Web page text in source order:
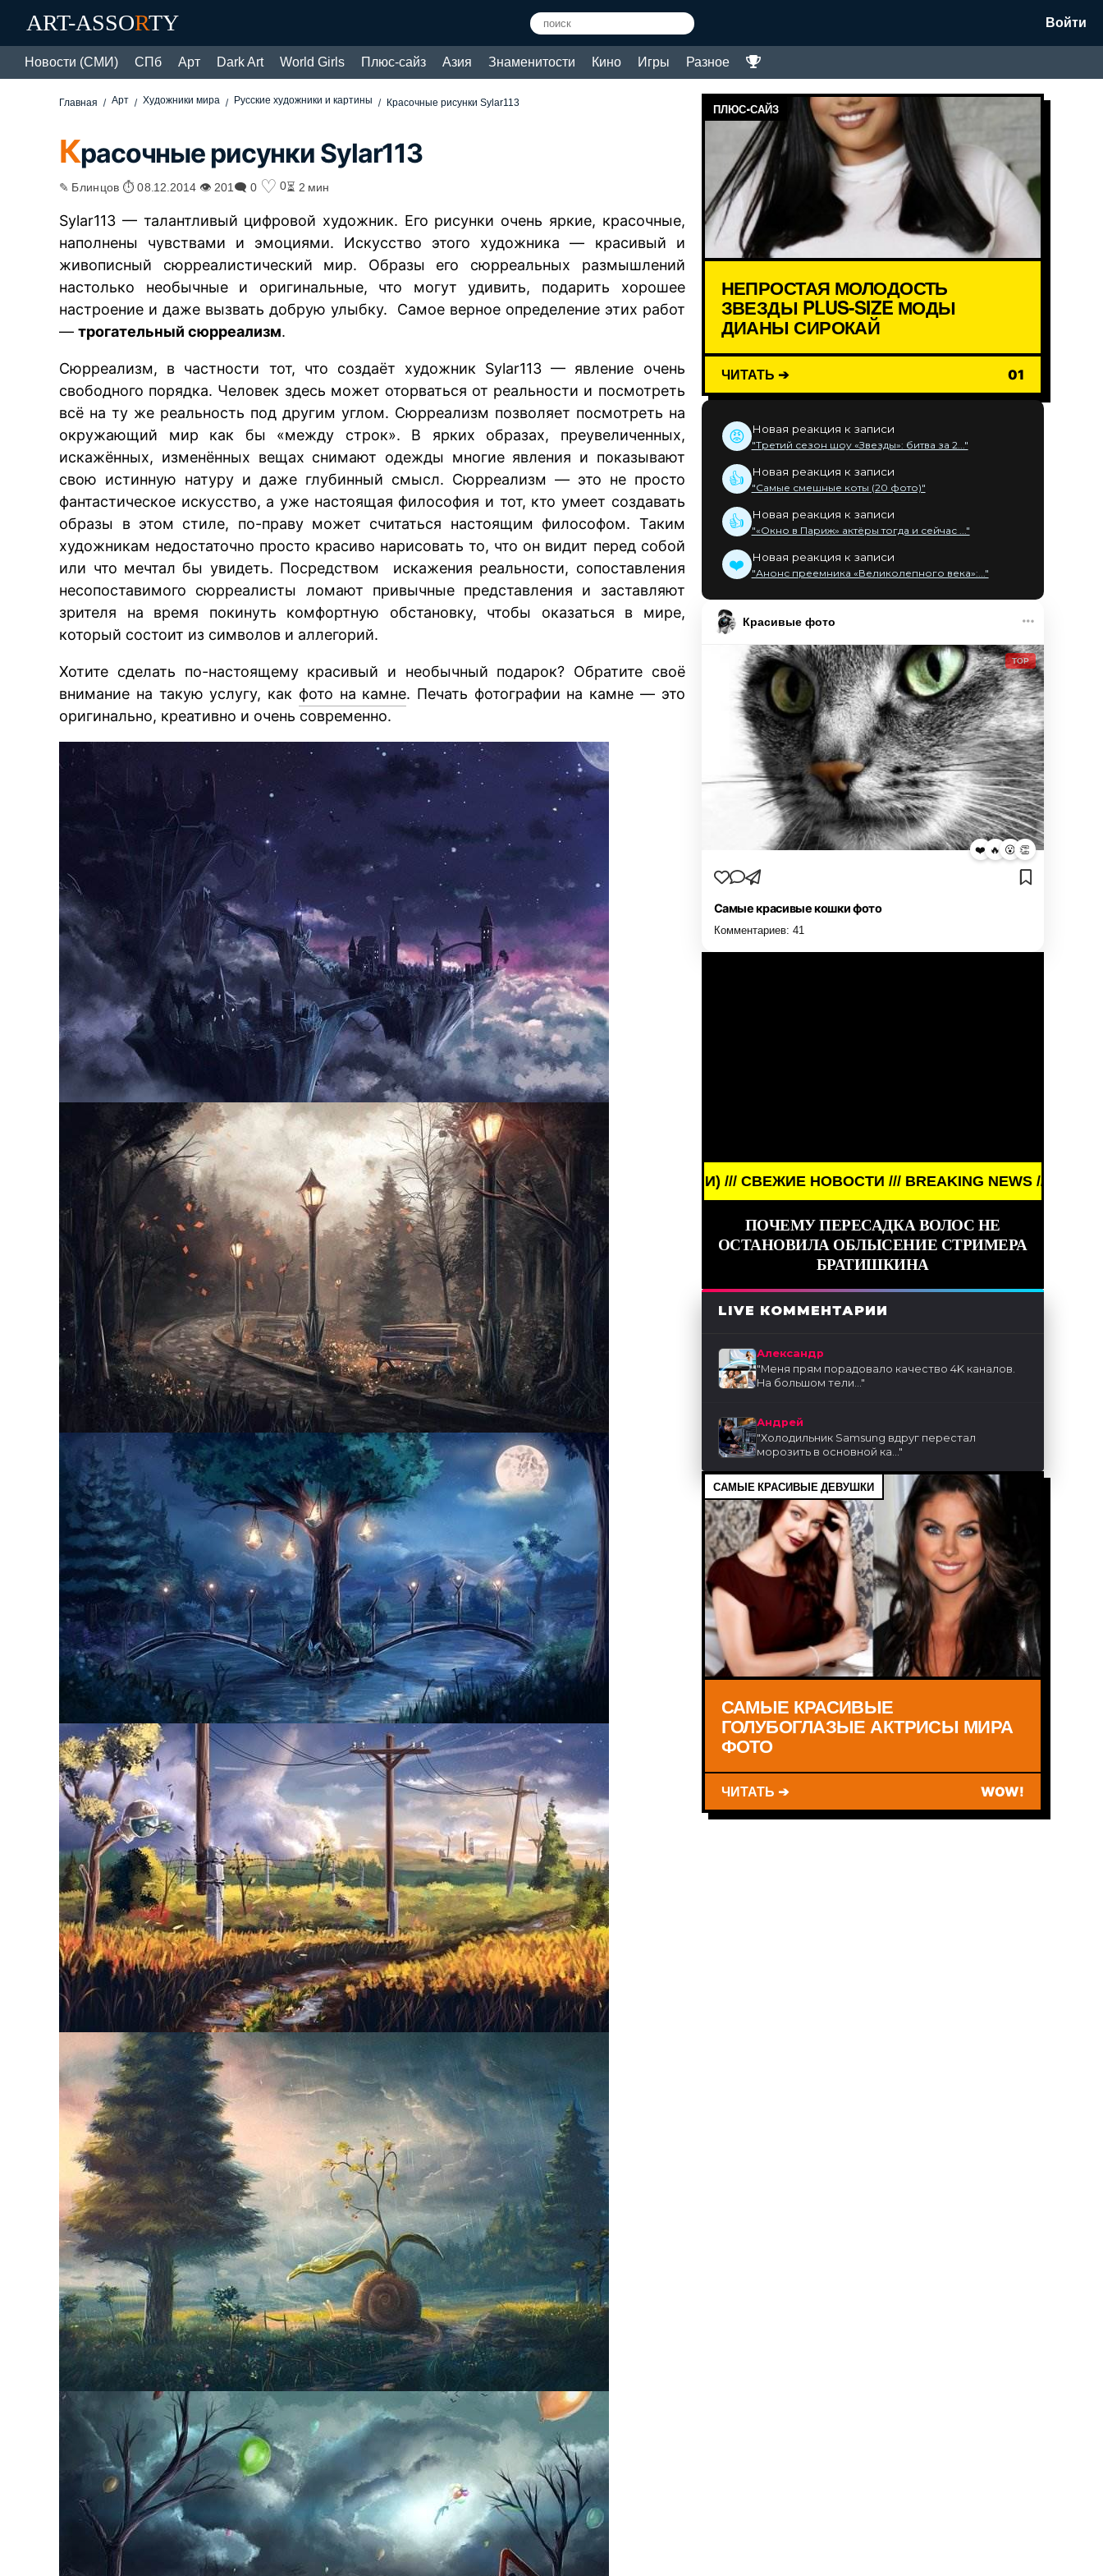
ART-ASSORTY Войти
Новости (СМИ) СПб Арт Dark Art World Girls Плюс-сайз Азия Знаменитости Кино Игры Разное
Главная Арт Художники мира Русские художники и картины Красочные рисунки Sylar113
Красочные рисунки Sylar113
✎ Блинцов ⏱ 08.12.2014 👁 201 🗨 0 ♡ 0⏳ 2 мин
Sylar113 — талантливый цифровой художник. Его рисунки очень яркие, красочные,
наполнены чувствами и эмоциями. Искусство этого художника — красивый и
живописный сюрреалистический мир. Образы его сюрреальных размышлений
настолько необычные и оригинальные, что могут удивить, подарить хорошее
настроение и даже вызвать добрую улыбку. Самое верное определение этих работ
—трогательный сюрреализм.
Сюрреализм, в частности тот, что создаёт художник Sylar113 — явление очень
свободного порядка. Человек здесь может оторваться от реальности и посмотреть
всё на ту же реальность под другим углом. Сюрреализм позволяет посмотреть на
окружающий мир как бы «между строк». В ярких образах, преувеличенных,
искажённых, изменённых вещах снимают одежды многие явления и показывают
свою истинную натуру и даже глубинный смысл. Сюрреализм — это не просто
фантастическое искусство, а уже настоящая философия и тот, кто умеет создавать
образы в этом стиле, по-праву может считаться настоящим философом. Таким
художникам недостаточно просто красиво нарисовать то, что он видит перед собой
или что мечтал бы увидеть. Посредством искажения реальности, сопоставления
несопоставимого сюрреалисты ломают привычные представления и заставляют
зрителя на время покинуть комфортную обстановку, чтобы оказаться в мире,
который состоит из символов и аллегорий.
Хотите сделать по-настоящему красивый и необычный подарок? Обратите своё
внимание на такую услугу, как фото на камне. Печать фотографии на камне — это
оригинально, креативно и очень современно.
ПЛЮС-САЙЗ
НЕПРОСТАЯ МОЛОДОСТЬ
ЗВЕЗДЫ PLUS-SIZE МОДЫ
ДИАНЫ СИРОКАЙ
ЧИТАТЬ ➔ 01
😡 Новая реакция к записи
"Третий сезон шоу «Звезды»: битва за 2..."
👍 Новая реакция к записи
"Самые смешные коты (20 фото)"
👍 Новая реакция к записи
"«Окно в Париж» актёры тогда и сейчас ..."
❤️ Новая реакция к записи
"Анонс преемника «Великолепного века»:..."
Красивые фото
TOP
❤️ 🔥 😮 👏
Самые красивые кошки фото
Комментариев: 41
BREAKING NEWS /// НОВОСТИ (СМИ) /// СВЕЖИЕ НОВОСТИ /// BREAKING NEWS /// НОВОСТИ (СМИ) ///
ПОЧЕМУ ПЕРЕСАДКА ВОЛОС НЕ
ОСТАНОВИЛА ОБЛЫСЕНИЕ СТРИМЕРА
БРАТИШКИНА
LIVE КОММЕНТАРИИ
Александр
"Меня прям порадовало качество 4K каналов.
На большом тели..."
Андрей
"Холодильник Samsung вдруг перестал
морозить в основной ка..."
САМЫЕ КРАСИВЫЕ ДЕВУШКИ
САМЫЕ КРАСИВЫЕ
ГОЛУБОГЛАЗЫЕ АКТРИСЫ МИРА
ФОТО
ЧИТАТЬ ➔ WOW!